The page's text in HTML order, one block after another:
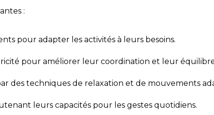
:
pour adapter les activités à leurs besoins.
pour améliorer leur coordination et leur
des techniques de relaxation et de mouvements
leurs capacités pour les gestes quotidiens.